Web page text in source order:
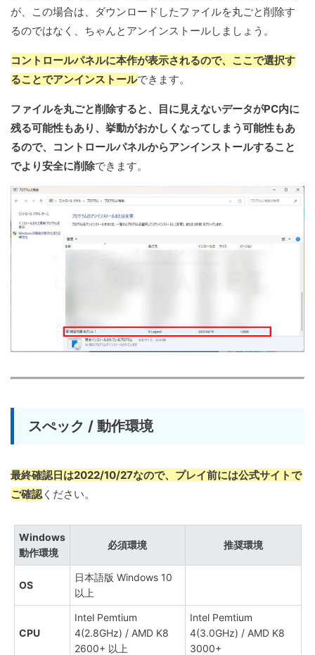
が、この場合は、ダウンロードしたファイルを丸ごと削除す
るのではなく、ちゃんとアンインストールしましょう。
コントロールパネルに本作が表示されるので、ここで選択す
ることでアンインストールできます。
ファイルを丸ごと削除すると、目に見えないデータがPC内に
残る可能性もあり、挙動がおかしくなってしまう可能性もあ
るので、コントロールパネルからアンインストールすること
でより安全に削除できます。
スぺック / 動作環境
最終確認日は2022/10/27なので、プレイ前には公式サイトで
ご確認 ください。
Windows
動作環境
必須環境 推奨環境
OS
日本語版 Windows 10
以上
CPU
Intel Pemtium
4(2.8GHz) / AMD K8
2600+ 以上
Intel Pemtium
4(3.0GHz) / AMD K8
3000+